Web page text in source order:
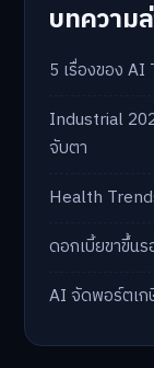
บทความ
5 เรื่องของ
Industrial
จับตา
Health
ดอกเบี้ยขาขึ้น
AI จัดพอร์ตเก